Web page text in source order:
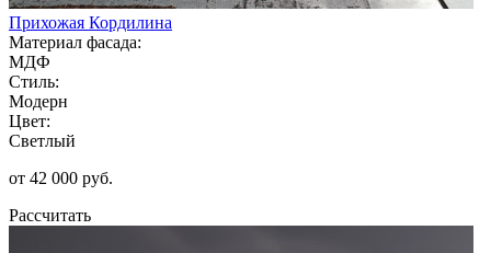
Прихожая Кордилина
Материал фасада:
МДФ
Стиль:
Модерн
Цвет:
Светлый
от 42 000 руб.
Рассчитать